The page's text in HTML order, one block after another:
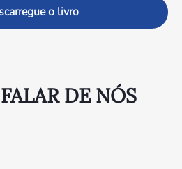
o livro
DE NÓS